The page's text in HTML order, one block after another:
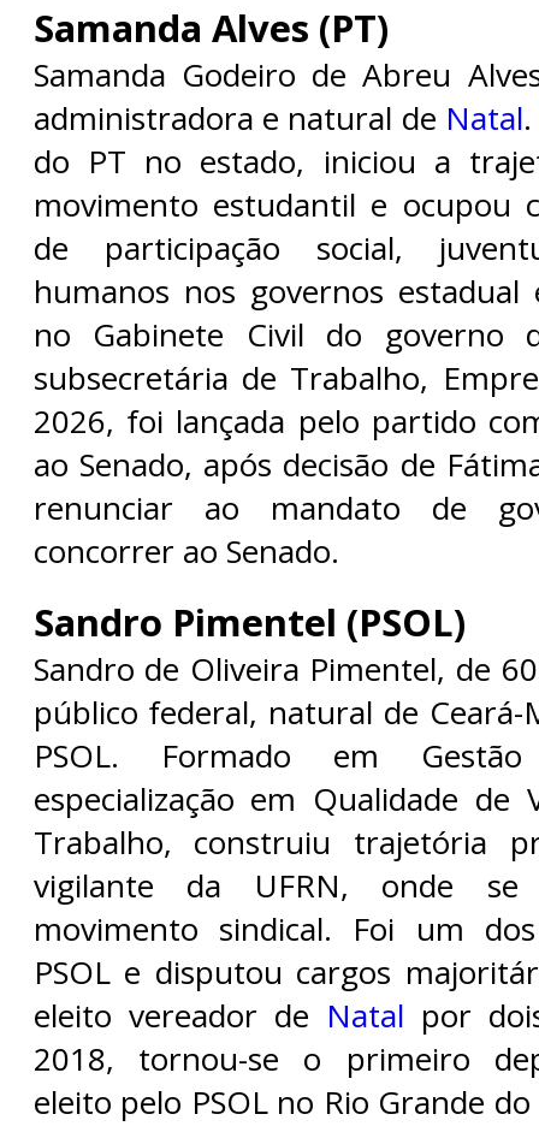
Samanda Alves (PT)
Samanda Godeiro de Abreu
administradora e natural de Natal
do PT no estado, iniciou a
movimento estudantil e ocupou
de participação social,
humanos nos governos
no Gabinete Civil do governo
subsecretária de Trabalho,
2026, foi lançada pelo partido
ao Senado, após decisão de
renunciar ao mandato de
concorrer ao Senado.
Sandro Pimentel (PSOL)
Sandro de Oliveira Pimentel, de
público federal, natural de
PSOL. Formado em
especialização em Qualidade de
Trabalho, construiu trajetória
vigilante da UFRN, onde se
movimento sindical. Foi um
PSOL e disputou cargos
eleito vereador de Natal por
2018, tornou-se o primeiro
eleito pelo PSOL no Rio Grande